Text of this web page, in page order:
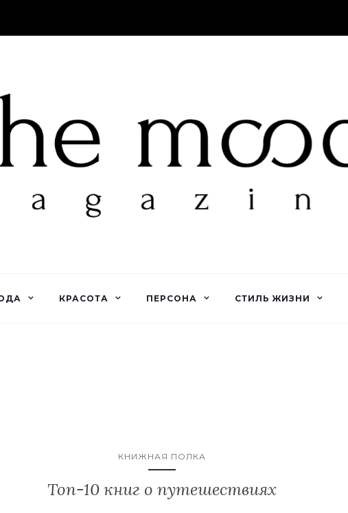
КРАСОТА ПЕРСОНА СТИЛЬ ЖИЗНИ
КНИЖНАЯ ПОЛКА
Топ-10 книг о путешествиях